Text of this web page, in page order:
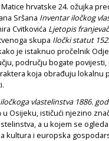
hrvatske 24. ožujka
Sršana Inventar iločkog
Cvitkovića Ljetopis
skupa Iločki statut
je istaknuo pročelnik
području bogate
koja obrađuju lokalnu
vlastelinstva 1886.
u Osijeku, ističući njezino
a u kojem se
kultura i europska